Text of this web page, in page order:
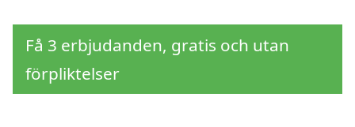
Få 3 erbjudanden, gratis och utan
förpliktelser